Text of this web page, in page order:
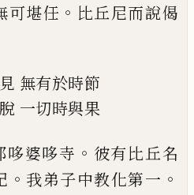
可堪任 。 比丘尼而說偈
無有於時節
一切時與果
哆婆哆寺 。 彼有比丘名
。 我弟子中教化第一 。